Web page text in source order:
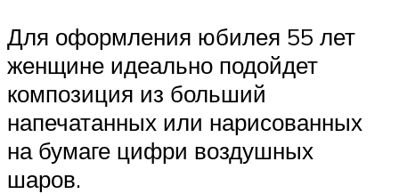
Для оформления юбилея 55 лет
женщине идеально подойдет
композиция из больший
напечатанных или нарисованных
на бумаге цифри воздушных
шаров.